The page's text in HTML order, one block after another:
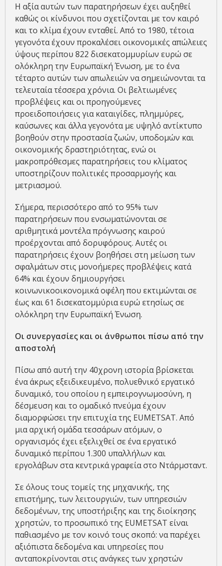
Η αξία αυτών των παρατηρήσεων έχει αυξηθεί
καθώς οι κίνδυνοι που σχετίζονται με τον καιρό
και το κλίμα έχουν ενταθεί. Από το 1980, τέτοια
γεγονότα έχουν προκαλέσει οικονομικές απώλειες
ύψους περίπου 822 δισεκατομμυρίων ευρώ σε
ολόκληρη την Ευρωπαϊκή Ένωση, με το ένα
τέταρτο αυτών των απωλειών να σημειώνονται τα
τελευταία τέσσερα χρόνια. Οι βελτιωμένες
προβλέψεις και οι προηγούμενες
προειδοποιήσεις για καταιγίδες, πλημμύρες,
καύσωνες και άλλα γεγονότα με υψηλό αντίκτυπο
βοηθούν στην προστασία ζωών, υποδομών και
οικονομικής δραστηριότητας, ενώ οι
μακροπρόθεσμες παρατηρήσεις του κλίματος
υποστηρίζουν πολιτικές προσαρμογής και
μετριασμού.
Σήμερα, περισσότερο από το 95% των
παρατηρήσεων που ενσωματώνονται σε
αριθμητικά μοντέλα πρόγνωσης καιρού
προέρχονται από δορυφόρους. Αυτές οι
παρατηρήσεις έχουν βοηθήσει στη μείωση των
σφαλμάτων στις μονοήμερες προβλέψεις κατά
64% και έχουν δημιουργήσει
κοινωνικοοικονομικά οφέλη που εκτιμώνται σε
έως και 61 δισεκατομμύρια ευρώ ετησίως σε
ολόκληρη την Ευρωπαϊκή Ένωση.
Οι συνεργασίες και οι άνθρωποι πίσω από την
αποστολή
Πίσω από αυτή την 40χρονη ιστορία βρίσκεται
ένα άκρως εξειδικευμένο, πολυεθνικό εργατικό
δυναμικό, του οποίου η εμπειρογνωμοσύνη, η
δέσμευση και το ομαδικό πνεύμα έχουν
διαμορφώσει την επιτυχία της EUMETSAT. Από
μια αρχική ομάδα τεσσάρων ατόμων, ο
οργανισμός έχει εξελιχθεί σε ένα εργατικό
δυναμικό περίπου 1.300 υπαλλήλων και
εργολάβων στα κεντρικά γραφεία στο Ντάρμσταντ.
Σε όλους τους τομείς της μηχανικής, της
επιστήμης, των λειτουργιών, των υπηρεσιών
δεδομένων, της υποστήριξης και της διοίκησης
χρηστών, το προσωπικό της EUMETSAT είναι
παθιασμένο με τον κοινό τους σκοπό: να παρέχει
αξιόπιστα δεδομένα και υπηρεσίες που
ανταποκρίνονται στις ανάγκες των χρηστών